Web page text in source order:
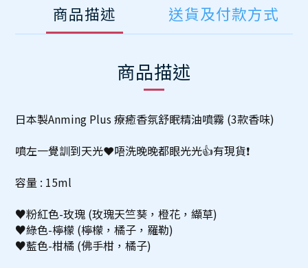
商品描述 送貨及付款方式
商品描述
日本製Anming Plus 療癒香氛舒眠精油噴霧 (3款香味)
噴左一覺訓到天光❤唔洗晚晚都眼光光👍有現貨❗
容量 : 15ml
♥粉紅色-玫瑰 (玫瑰天竺葵，橙花，纈草)
♥綠色-檸檬 (檸檬，橘子，羅勒)
♥藍色-柑橘 (佛手柑，橘子)